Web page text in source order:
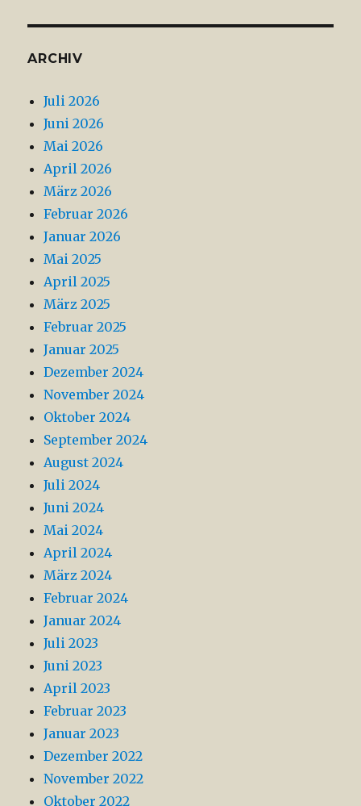
ARCHIV
Juli 2026
Juni 2026
Mai 2026
April 2026
März 2026
Februar 2026
Januar 2026
Mai 2025
April 2025
März 2025
Februar 2025
Januar 2025
Dezember 2024
November 2024
Oktober 2024
September 2024
August 2024
Juli 2024
Juni 2024
Mai 2024
April 2024
März 2024
Februar 2024
Januar 2024
Juli 2023
Juni 2023
April 2023
Februar 2023
Januar 2023
Dezember 2022
November 2022
Oktober 2022